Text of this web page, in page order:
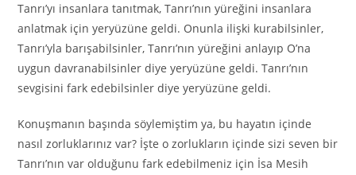
Tanrı’yı insanlara tanıtmak, Tanrı’nın yüreğini insanlara
anlatmak için yeryüzüne geldi. Onunla ilişki kurabilsinler,
Tanrı’yla barışabilsinler, Tanrı’nın yüreğini anlayıp O’na
uygun davranabilsinler diye yeryüzüne geldi. Tanrı’nın
sevgisini fark edebilsinler diye yeryüzüne geldi.
Konuşmanın başında söylemiştim ya, bu hayatın içinde
nasıl zorluklarınız var? İşte o zorlukların içinde sizi seven bir
Tanrı’nın var olduğunu fark edebilmeniz için İsa Mesih